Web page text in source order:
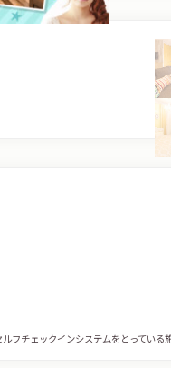
ルフチェックインシステムをとってい